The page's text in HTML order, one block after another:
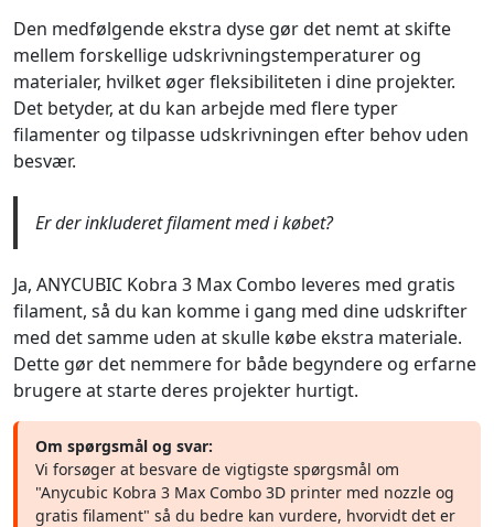
Den medfølgende ekstra dyse gør det nemt at skifte
mellem forskellige udskrivningstemperaturer og
materialer, hvilket øger fleksibiliteten i dine projekter.
Det betyder, at du kan arbejde med flere typer
filamenter og tilpasse udskrivningen efter behov uden
besvær.
Er der inkluderet filament med i købet?
Ja, ANYCUBIC Kobra 3 Max Combo leveres med gratis
filament, så du kan komme i gang med dine udskrifter
med det samme uden at skulle købe ekstra materiale.
Dette gør det nemmere for både begyndere og erfarne
brugere at starte deres projekter hurtigt.
Om spørgsmål og svar:
Vi forsøger at besvare de vigtigste spørgsmål om
"Anycubic Kobra 3 Max Combo 3D printer med nozzle og
gratis filament" så du bedre kan vurdere, hvorvidt det er